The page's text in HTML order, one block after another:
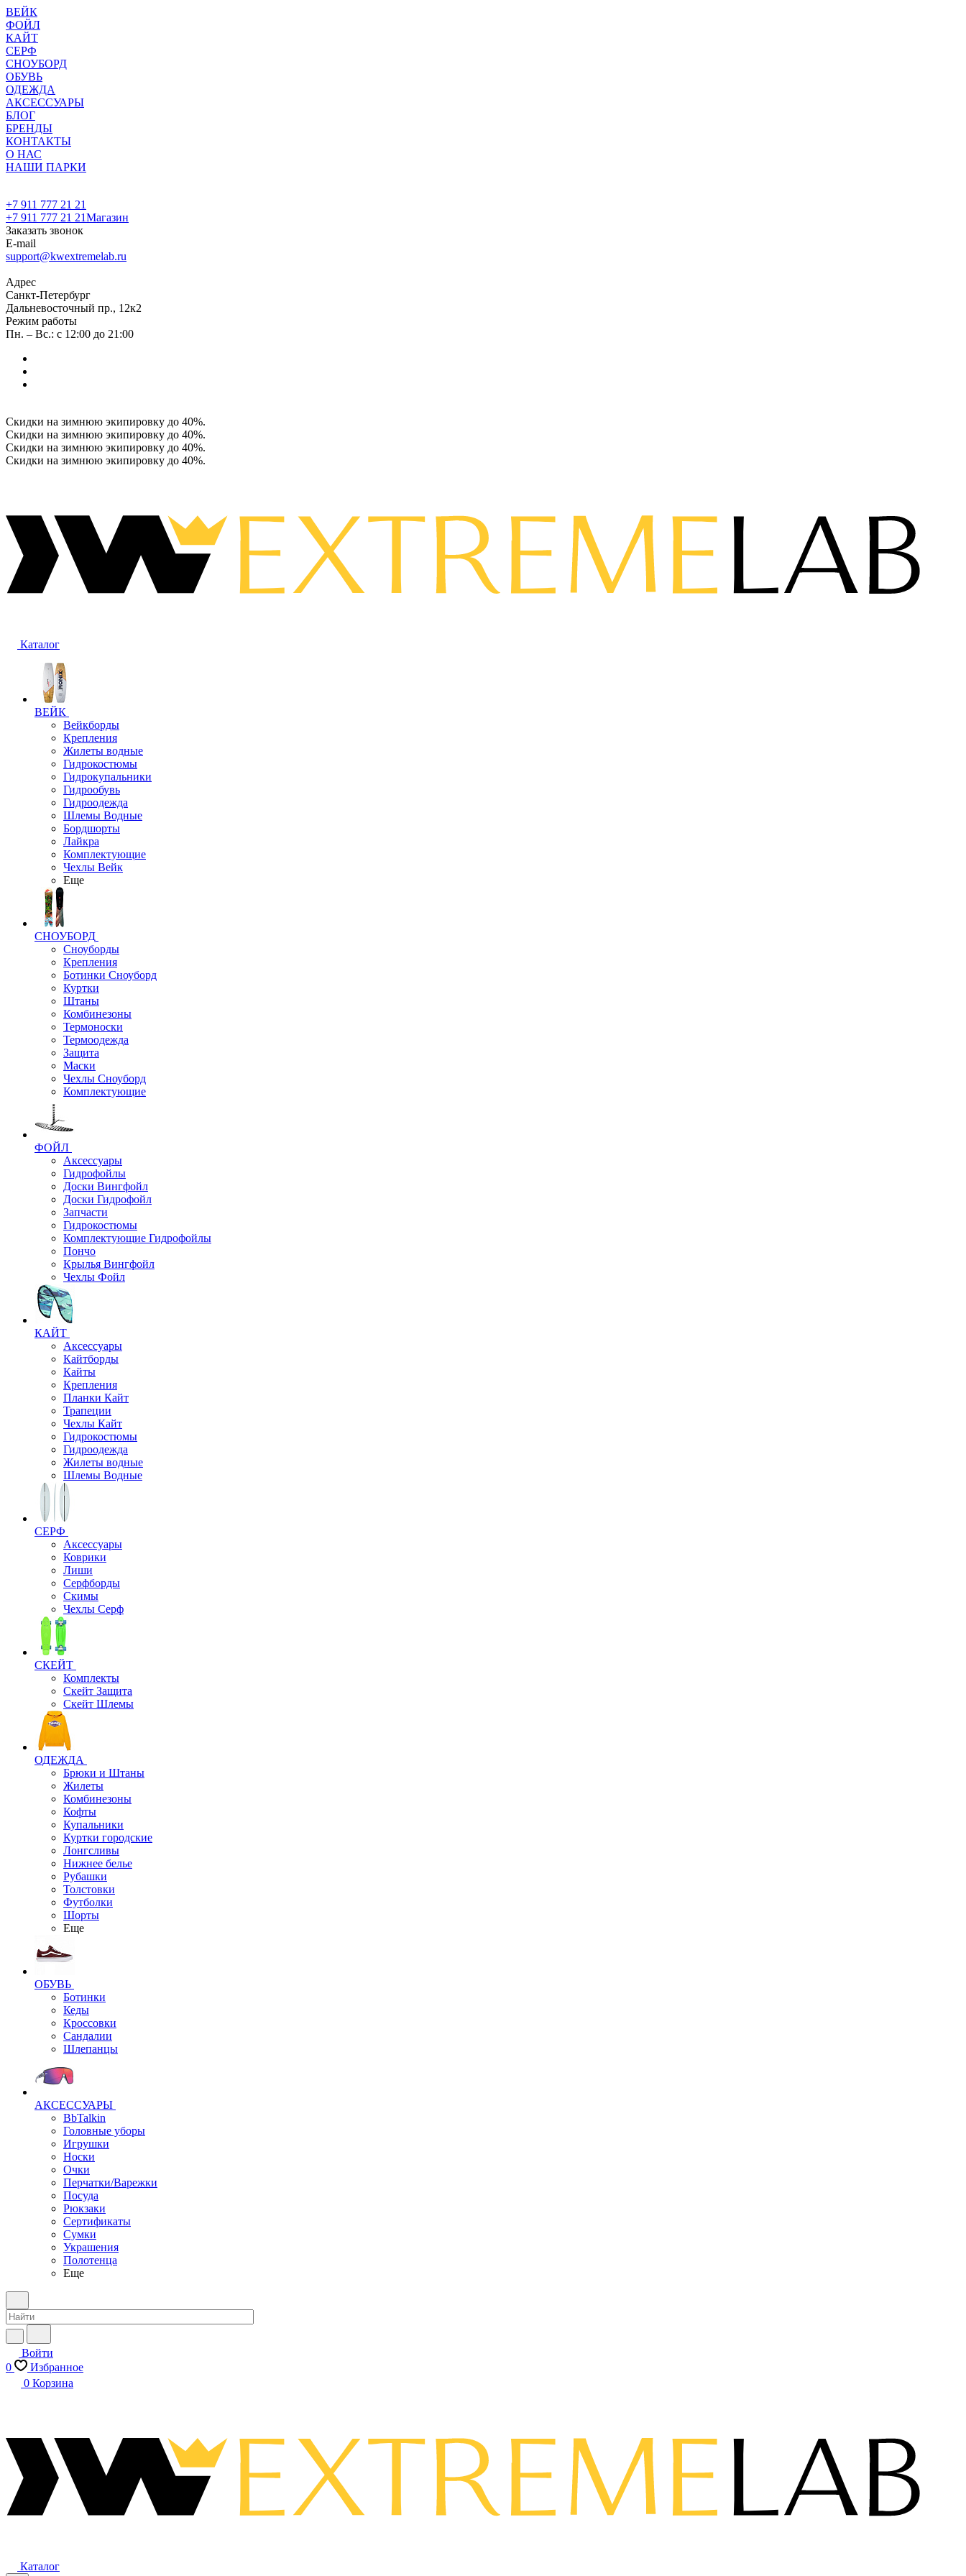
ВЕЙК
ФОЙЛ
КАЙТ
СЕРФ
СНОУБОРД
ОБУВЬ
ОДЕЖДА
АКСЕССУАРЫ
БЛОГ
БРЕНДЫ
КОНТАКТЫ
О НАС
НАШИ ПАРКИ
+7 911 777 21 21
+7 911 777 21 21Магазин
Заказать звонок
E-mail
support@kwextremelab.ru
Адрес
Санкт-Петербург
Дальневосточный пр., 12к2
Режим работы
Пн. – Вс.: с 12:00 до 21:00
Скидки на зимнюю экипировку до 40%.
Скидки на зимнюю экипировку до 40%.
Скидки на зимнюю экипировку до 40%.
Скидки на зимнюю экипировку до 40%.
Каталог
ВЕЙК
Вейкборды
Крепления
Жилеты водные
Гидрокостюмы
Гидрокупальники
Гидрообувь
Гидроодежда
Шлемы Водные
Бордшорты
Лайкра
Комплектующие
Чехлы Вейк
Еще
СНОУБОРД
Сноуборды
Крепления
Ботинки Сноуборд
Куртки
Штаны
Комбинезоны
Термоноски
Термоодежда
Защита
Маски
Чехлы Сноуборд
Комплектующие
ФОЙЛ
Аксессуары
Гидрофойлы
Доски Вингфойл
Доски Гидрофойл
Запчасти
Гидрокостюмы
Комплектующие Гидрофойлы
Пончо
Крылья Вингфойл
Чехлы Фойл
КАЙТ
Аксессуары
Кайтборды
Кайты
Крепления
Планки Кайт
Трапеции
Чехлы Кайт
Гидрокостюмы
Гидроодежда
Жилеты водные
Шлемы Водные
СЕРФ
Аксессуары
Коврики
Лиши
Серфборды
Скимы
Чехлы Cерф
СКЕЙТ
Комплекты
Скейт Защита
Скейт Шлемы
ОДЕЖДА
Брюки и Штаны
Жилеты
Комбинезоны
Кофты
Купальники
Куртки городские
Лонгсливы
Нижнее белье
Рубашки
Толстовки
Футболки
Шорты
Еще
ОБУВЬ
Ботинки
Кеды
Кроссовки
Сандалии
Шлепанцы
АКСЕССУАРЫ
BbTalkin
Головные уборы
Игрушки
Носки
Очки
Перчатки/Варежки
Посуда
Рюкзаки
Сертификаты
Сумки
Украшения
Полотенца
Еще
Войти
0
Избранное
0 Корзина
Каталог